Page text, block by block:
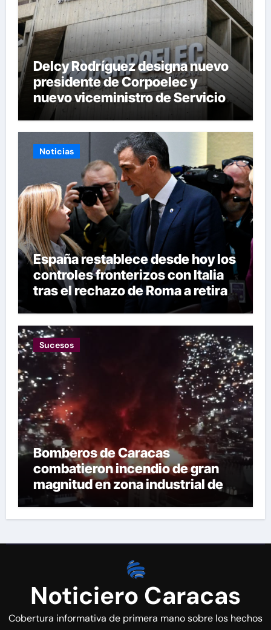
Delcy Rodríguez designa nuevo
presidente de Corpoelec y
nuevo viceministro de Servicios
Eléctricos
Noticias
España restablece desde hoy los
controles fronterizos con Italia
tras el rechazo de Roma a retirar
las restricciones
Sucesos
Bomberos de Caracas
combatieron incendio de gran
magnitud en zona industrial de El
Llanito
Noticiero Caracas
Cobertura informativa de primera mano sobre los hechos